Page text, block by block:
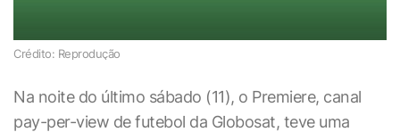
Crédito: Reprodução
Na noite do último sábado (11), o Premiere, canal
pay-per-view de futebol da Globosat, teve uma